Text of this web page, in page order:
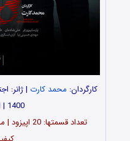
کارگردان: محمد کارت | ژانر:
1400 | انتشار: 1401